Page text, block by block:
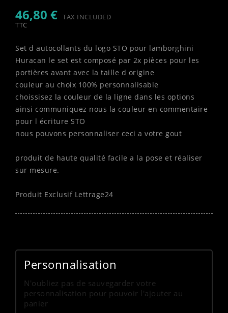
46,80 € TAX INCLUDED
TTC
Set d autocollants du logo STO pour lamborghini
Huracan le set est composé par 2x pièces pour les
portières avant avec la taille d origine
couleur au choix 100% personnalisable
choissisez la couleur de la ligne dans les options
ainsi communiquez nous la couleur en commentaire
pour l écriture STO
nous pouvons personnaliser ceci a votre gout
produit de haute qualité facile a la pose et réaliser
sur mesure.
Produit Exclusif Lettrage24
Personnalisation
N'oubliez pas de sauvegarder votre
personnalisation pour pouvoir l'ajouter au
panier